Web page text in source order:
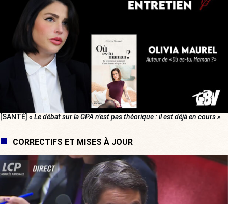
[SANTÉ] « Le débat sur la GPA n’est pas théorique : il est déjà en cours »
CORRECTIFS ET MISES À JOUR